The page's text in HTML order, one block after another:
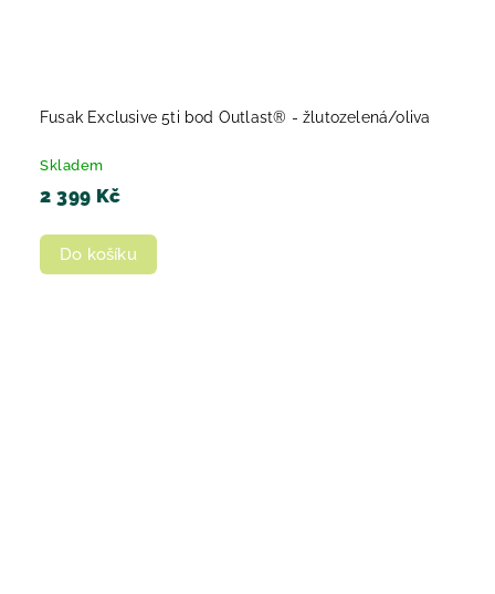
Fusak Exclusive 5ti bod Outlast® - žlutozelená/oliva
Skladem
2 399 Kč
Do košíku